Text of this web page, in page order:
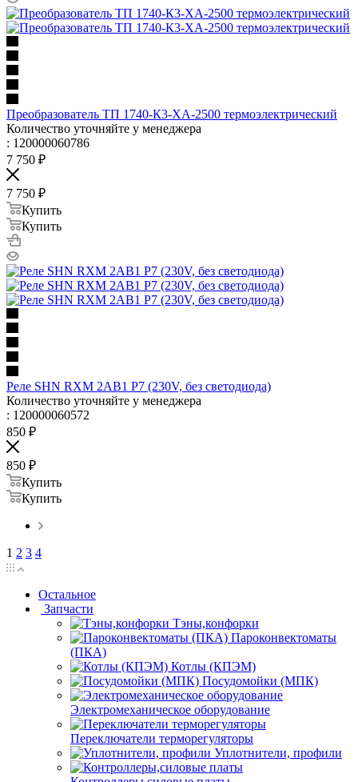
Преобразователь ТП 1740-К3-ХА-2500 термоэлектрический
Количество уточняйте у менеджера
: 120000060786
7 750 ₽
7 750 ₽
Купить
Купить
Реле SHN RXM 2AB1 P7 (230V, без светодиода)
Количество уточняйте у менеджера
: 120000060572
850 ₽
850 ₽
Купить
Купить
1 2 3 4
Остальное
Запчасти
Тэны,конфорки
Пароконвектоматы
(ПКА)
Котлы (КПЭМ)
Посудомойки (МПК)
Электромеханическое оборудование
Переключатели терморегуляторы
Уплотнители, профили